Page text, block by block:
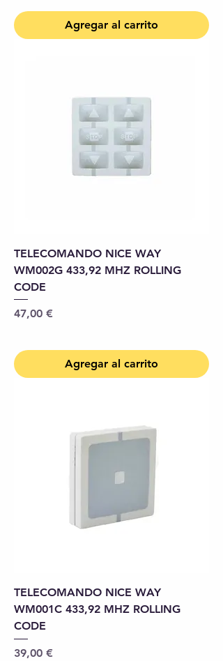
Agregar al carrito
TELECOMANDO NICE WAY
WM002G 433,92 MHZ ROLLING
CODE
Precio
47,00 €
Agregar al carrito
TELECOMANDO NICE WAY
WM001C 433,92 MHZ ROLLING
CODE
Precio
39,00 €